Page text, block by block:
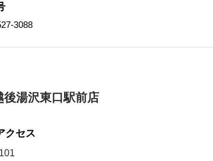
3088
後湯沢東口駅前店
クセス